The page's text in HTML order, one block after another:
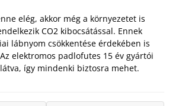
elég, akkor még a környezetet is
CO2 kibocsátással. Ennek
lábnyom csökkentése érdekében is
elektromos padlofutes 15 év gyártói
így mindenki biztosra mehet.